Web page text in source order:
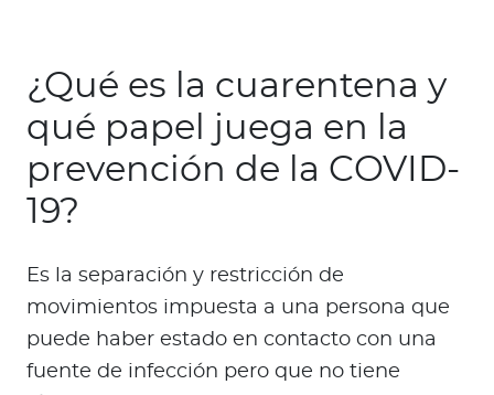
¿Qué es la cuarentena y
qué papel juega en la
prevención de la COVID-
19?
Es la separación y restricción de
movimientos impuesta a una persona que
puede haber estado en contacto con una
fuente de infección pero que no tiene